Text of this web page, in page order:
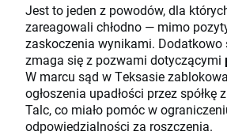
Jest to jeden z powodów, dla
zareagowali chłodno — mimo
zaskoczenia wynikami. Dodatkowo
zmaga się z pozwami dotyczącymi
W marcu sąd w Teksasie
ogłoszenia upadłości przez spółkę
Talc, co miało pomóc w
odpowiedzialności za roszczenia.